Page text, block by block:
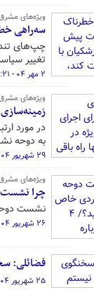
ویژه‌های
سه‌راهی
چپ‌های
تغییر
۲ مهر ۰۴ - ۲۲:۲۱
ویژه‌های
در مورد
به دوحه
۲۹ شهریور ۰۴ - ۲۱:۱۶
ویژه‌های
چرا نشست دوحه
نشست دوحه
۲۶ شهریور ۰۴ - ۰۰:۲۳
فضائلی:
۲۵ شهریور ۰۴ - ۱۶:۲۱